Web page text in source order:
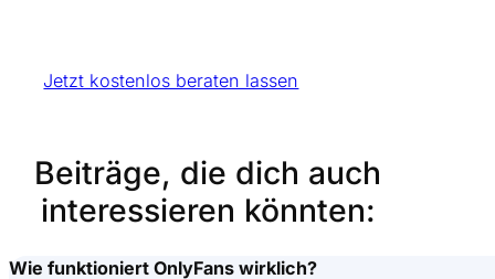
Jetzt kostenlos beraten lassen
Beiträge, die dich auch
interessieren könnten:
Wie funktioniert OnlyFans wirklich?